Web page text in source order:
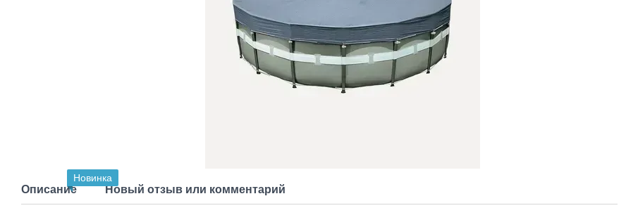
Новинка
Описание Новый отзыв или комментарий